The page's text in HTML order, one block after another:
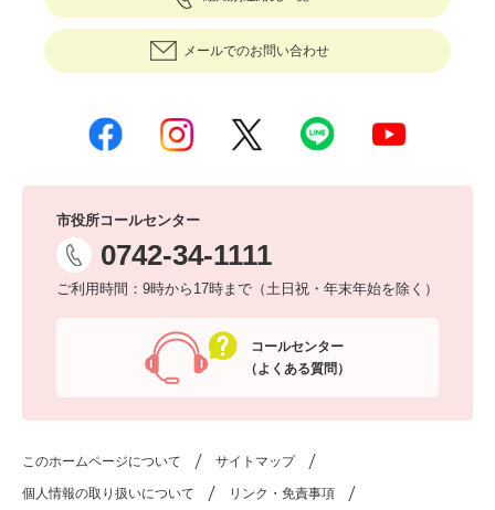
メールでのお問い合わせ
市役所コールセンター
0742-34-1111
ご利用時間：9時から17時まで（土日祝・年末年始を除く）
コールセンター
（よくある質問）
このホームページについて サイトマップ
個人情報の取り扱いについて リンク・免責事項